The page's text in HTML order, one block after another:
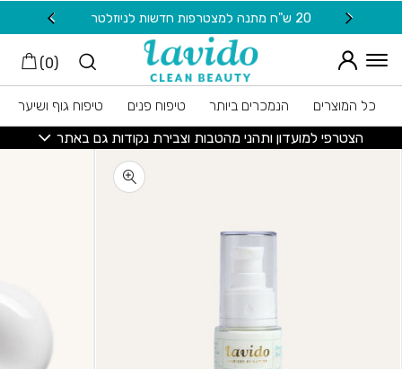
Skip to Content
20 ש"ח מתנה למצטרפות חדשות לניוזלטר
(
0
)
כל המוצרים הנמכרים ביותר טיפוח פנים
טיפוח גוף ושיער
הצטרפי למועדון ותהני מהטבות וצבירת נקודות גם באתר
בחזרה למעלה